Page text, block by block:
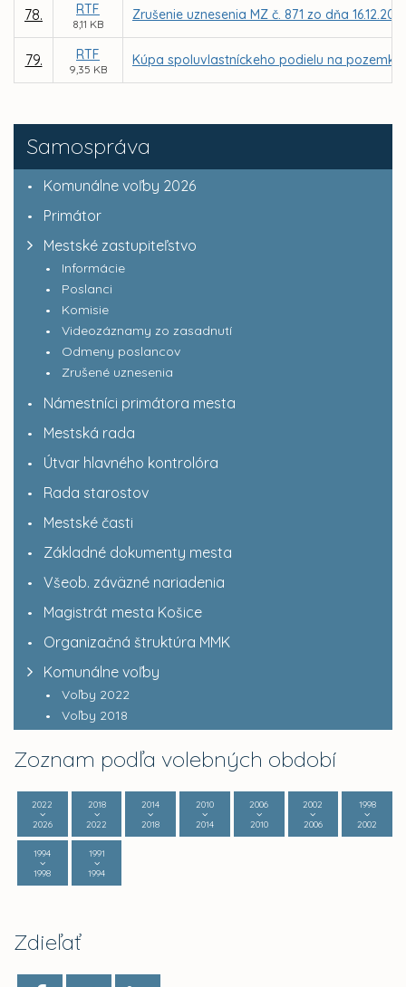
Samospráva
Komunálne voľby 2026
Primátor
Mestské zastupiteľstvo
Informácie
Poslanci
Komisie
Videozáznamy zo zasadnutí
Odmeny poslancov
Zrušené uznesenia
Námestníci primátora mesta
Mestská rada
Útvar hlavného kontrolóra
Rada starostov
Mestské časti
Základné dokumenty mesta
Všeob. záväzné nariadenia
Magistrát mesta Košice
Organizačná štruktúra MMK
Komunálne voľby
Voľby 2022
Voľby 2018
Zoznam podľa volebných období
2022
2026
2018
2022
2014
2018
2010
2014
2006
2010
2002
2006
1998
2002
1994
1998
1991
1994
Zdieľať
78. RTF
8,11 KB
Zrušenie uznesenia MZ č. 871 zo dňa
79. RTF
9,35 KB
Kúpa spoluvlastníckeho podielu na pozemku,